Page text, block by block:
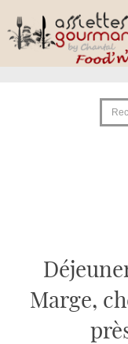
Marge,